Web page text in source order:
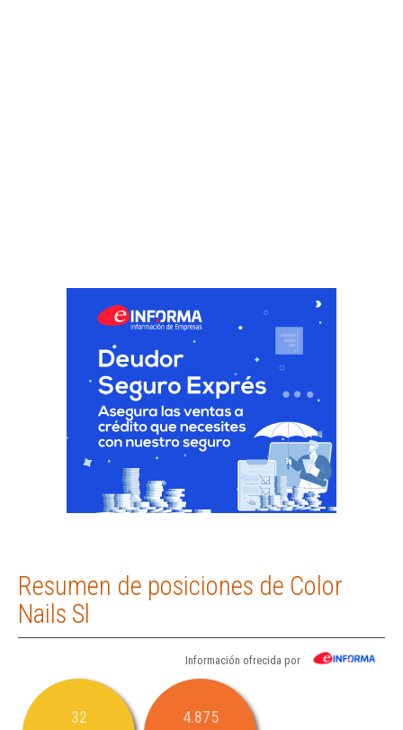
Resumen de posiciones de Color
Nails Sl
Información ofrecida por
32 4.875